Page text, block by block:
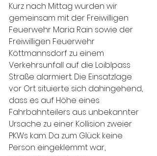
Kurz nach Mittag wurden wir
gemeinsam mit der Freiwilligen
Feuerwehr Maria Rain sowie der
Freiwilligen Feuerwehr
Köttmannsdorf zu einem
Verkehrsunfall auf die Loiblpass
Straße alarmiert. Die Einsatzlage
vor Ort situierte sich dahingehend,
dass es auf Höhe eines
Fahrbahnteilers aus unbekannter
Ursache zu einer Kollision zweier
PKWs kam. Da zum Glück keine
Person eingeklemmt war,